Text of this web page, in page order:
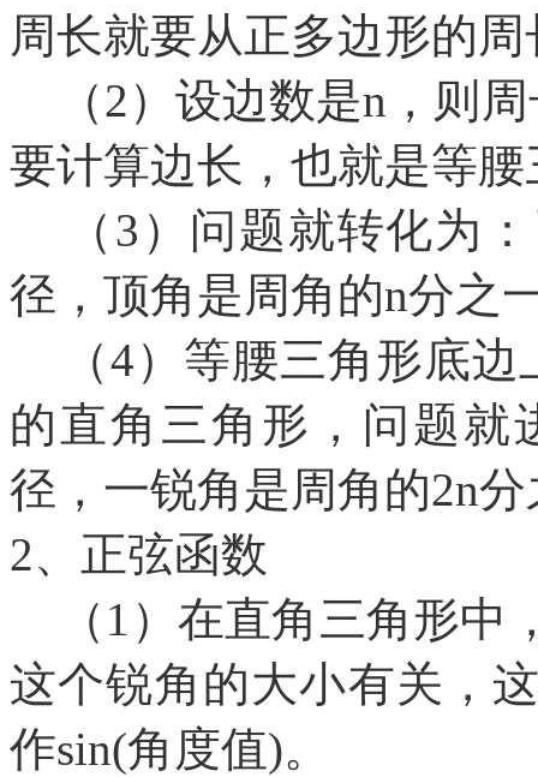
周长就要从正多边形的
（2）设边数是n，则周
要计算边长，也就是等
（3）问题就转化为：
径，顶角是周角的n分之
（4）等腰三角形底边
的直角三角形，问题就
径，一锐角是周角的2n
2、正弦函数
（1）在直角三角形中
这个锐角的大小有关，
作sin(角度值)。